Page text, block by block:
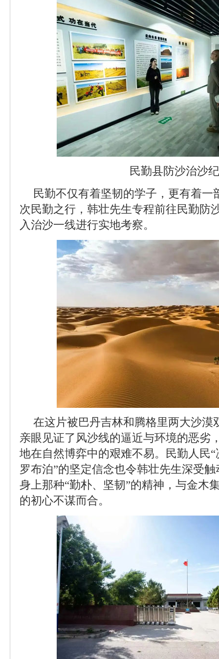
民勤县防沙治沙
民勤不仅有着坚韧的学子，更有着一
次民勤之行，韩壮先生专程前往民勤防
入治沙一线进行实地考察。
在这片被巴丹吉林和腾格里两大沙漠
亲眼见证了风沙线的逼近与环境的恶劣
地在自然博弈中的艰难不易。民勤人民
罗布泊”的坚定信念也令韩壮先生深受
身上那种“勤朴、坚韧”的精神，与金木
的初心不谋而合。